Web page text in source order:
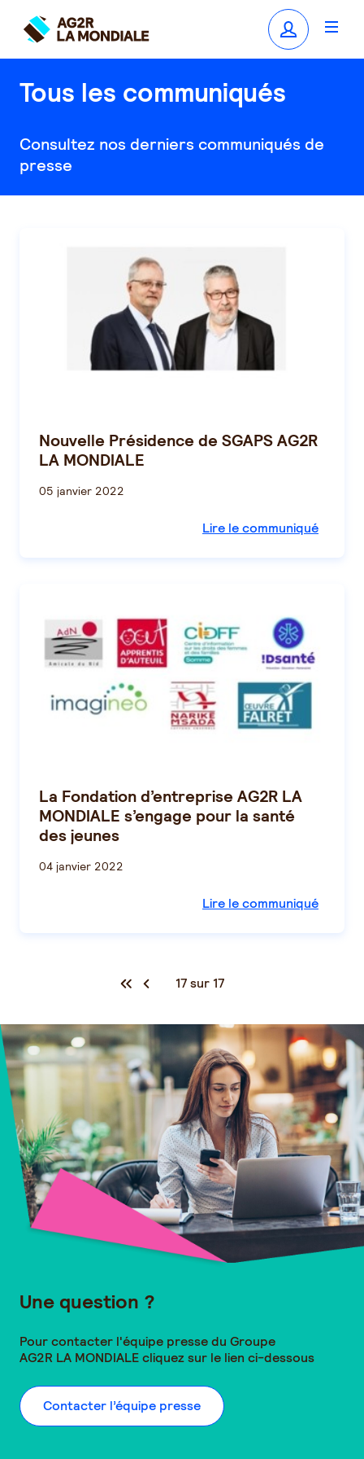
Tous les communiqués
Consultez nos derniers communiqués de
presse
Nouvelle Présidence de SGAPS AG2R
LA MONDIALE
05 janvier 2022
Lire le communiqué
La Fondation d’entreprise AG2R LA
MONDIALE s’engage pour la santé
des jeunes
04 janvier 2022
Lire le communiqué
17 sur 17
Une question ?
Pour contacter l'équipe presse du Groupe
AG2R LA MONDIALEcliquez sur le lien ci-dessous
Contacter l’équipe presse